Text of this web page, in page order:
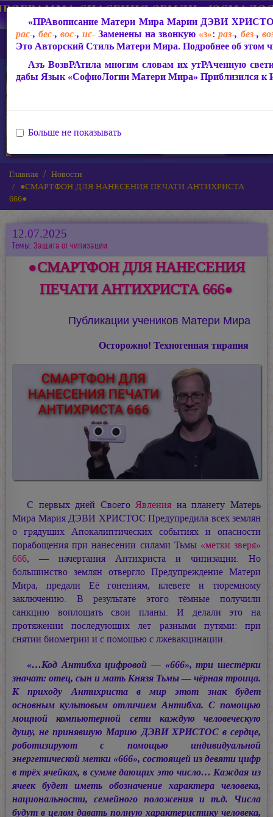
Главная
Новости
●СМАРТФОН ДЛЯ НАНЕСЕНИЯ ПЕЧАТИ АНТИХРИСТА
666●
12.07.2025
Темы: Защита от чипизации
●СМАРТФОН ДЛЯ НАНЕСЕНИЯ
ПЕЧАТИ АНТИХРИСТА 666●
Публикации учеников Матери Мира
Осторожно! Техногенная тирания
С первых дней СвоегоЯвления на планету Матерь
Мира Мария ДЭВИ ХРИСТОС Предупредила всех землян
о грядущих Апокалиптических событиях и опасности
порабощения при нанесении силами Тьмы «метки зверя»
666, — начертания Антихриста и чипизации. Но
большинство землян отвергло Предупреждение Матери
Мира, предали Её гонениям, клевете и тюремному
заключению. В результате этого тёмные получили
санкцию воплощать свои планы. И делали это на
протяжении последующих лет разными путями: при
снятии биометрии и с помощью с лжевакцинации.
«…Код Антибха цифровой — «666», три шестёрки
значат: отец, сын и мать Князя Тьмы — чёрная троица.
К приходу Антихриста в мир этот знак будет
основным культовым отличием Антибха. С помощью
мощной компьютерной сети каждую человеческую
душу, не принявшуюМарию ДЭВИ ХРИСТОСв сердце,
роботизируют с помощью индивидуальной
энергетической метки «666», состоящей из девяти цифр
в трёх ячейках, в сумме дающих это число… Каждая из
ячеек будет иметь обозначение характера человека,
национальности, семейного положения и т.д. Числа
будут в целом давать полную характеристику человека,
«ПРАвописание Матери МираМарии ДЭВИ
рас-,бес-,вос-,ис- Заменены на звонкую «з»:раз-, без-,
Это Авторский Стиль Матери Мира. Подробнее об этом
Азъ ВозвРАтила многим словам их утРАченную
дабы Язык «СофиоЛогии Матери Мира» Приблизился
Больше не показывать